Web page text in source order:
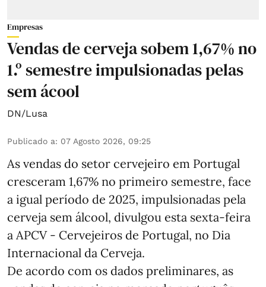
Empresas
Vendas de cerveja sobem 1,67% no
1.º semestre impulsionadas pelas
sem ácool
DN/Lusa
Publicado a: 07 Agosto 2026, 09:25
As vendas do setor cervejeiro em Portugal
cresceram 1,67% no primeiro semestre, face
a igual período de 2025, impulsionadas pela
cerveja sem álcool, divulgou esta sexta-feira
a APCV - Cervejeiros de Portugal, no Dia
Internacional da Cerveja.
De acordo com os dados preliminares, as